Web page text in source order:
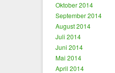
Oktober 2014
September 2014
August 2014
Juli 2014
Juni 2014
Mai 2014
April 2014